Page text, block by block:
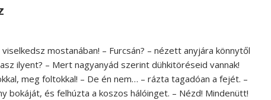
mostanában! – Furcsán? – nézett anyjára könnytől
ilyent? – Mert nagyanyád szerint dühkitöréseid vannak!
meg foltokkal! – De én nem… – rázta tagadóan a fejét. –
bokáját, és felhúzta a koszos hálóinget. – Nézd! Mindenütt!